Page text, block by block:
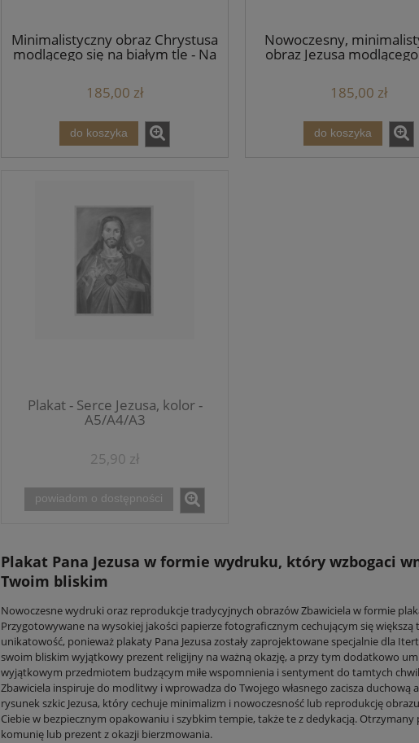
Minimalistyczny obraz Chrystusa
modlącego się na białym tle - Na
domu - A2
185,00 zł
do koszyka
Nowoczesny,
obraz Jezusa
mieszkania - A2
185,00 zł
do koszyka
Plakat - Serce Jezusa, kolor -
A5/A4/A3
25,90 zł
powiadom o dostępności
Plakat Pana Jezusa w formie wydruku, który wzbogaci
Twoim bliskim
Nowoczesne wydruki oraz reprodukcje tradycyjnych obrazów Zbawiciela w formie
Przygotowywane na wysokiej jakości papierze fotograficznym cechującym się większą
unikatowość, ponieważ plakaty Pana Jezusa zostały zaprojektowane specjalnie dla
swoim bliskim wyjątkowy prezent religijny na ważną okazję, a przy tym dodatkowo
wyjątkowym przedmiotem budzącym miłe wspomnienia i sentyment do tamtych
Zbawiciela inspiruje do modlitwy i wprowadza do Twojego własnego zacisza
rysunek szkic Jezusa, który cechuje minimalizm i nowoczesność lub reprodukcję
Ciebie w bezpiecznym opakowaniu i szybkim tempie, także te z dedykacją.
komunię lub prezent z okazji bierzmowania.